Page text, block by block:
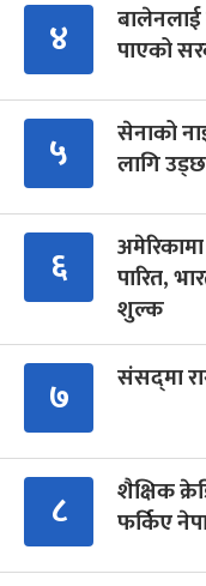
४
पाएको
५
सेनाको
लागि
६
पारित,
शुल्क
७ संसद्‍मा
८
शैक्षिक
फर्किए